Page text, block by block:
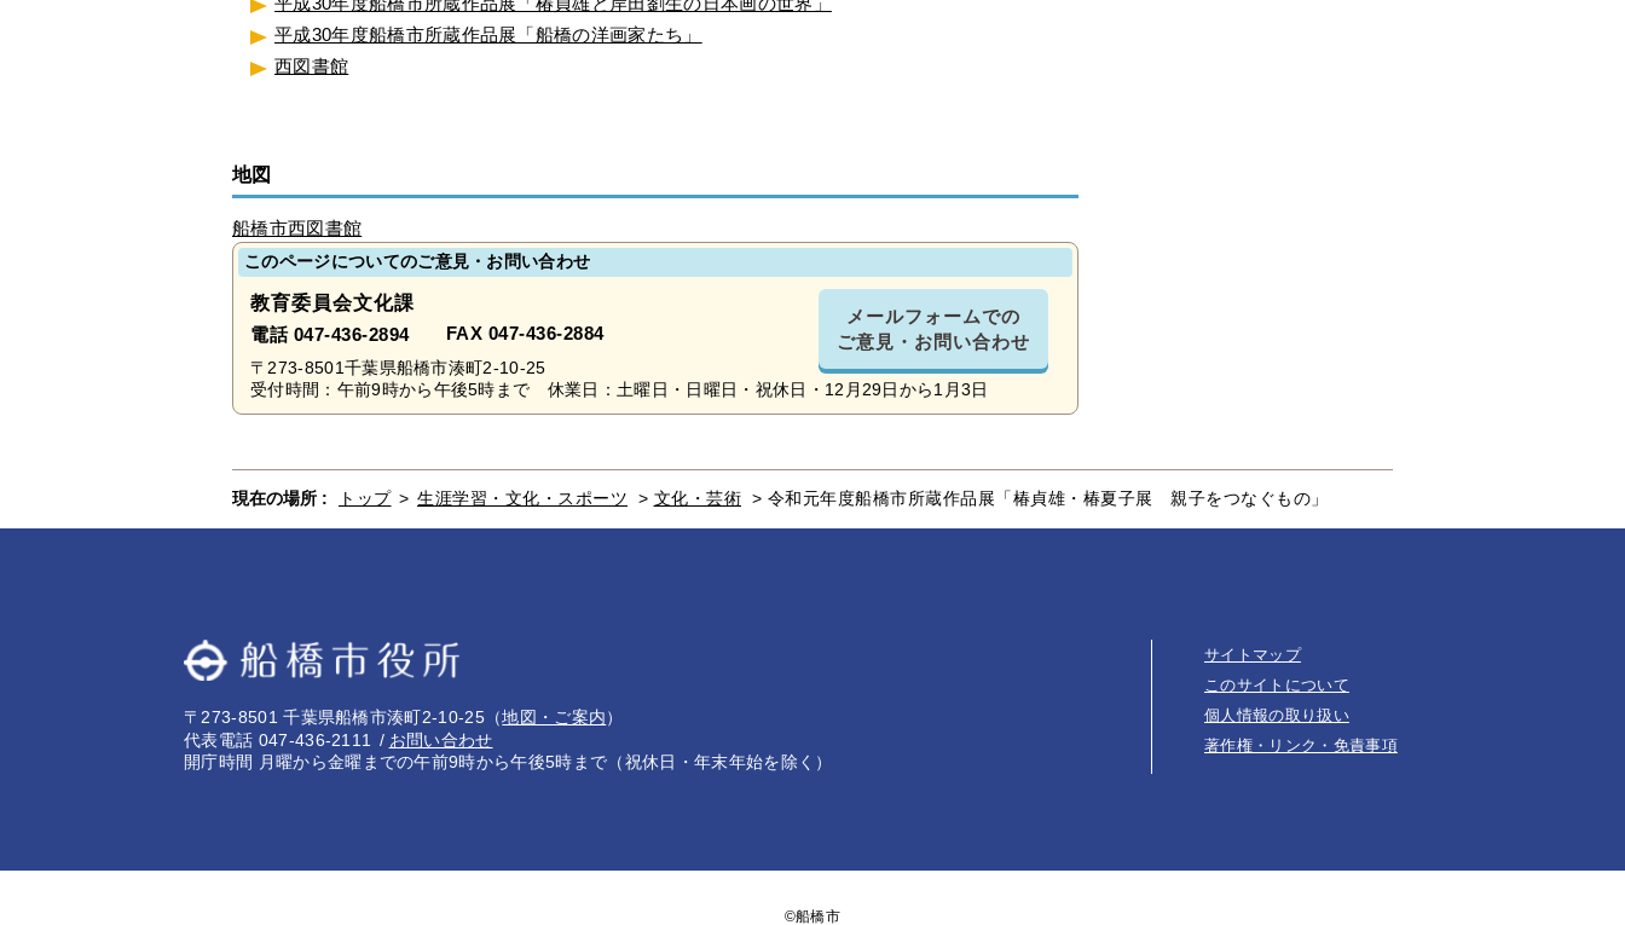
平成30年度船橋市所蔵作品展「船橋の洋画家たち」
西図書館
地図
船橋市西図書館
このページについてのご意見・お問い合わせ
教育委員会文化課
電話 047-436-2894 FAX 047-436-2884
メールフォームでの
ご意見・お問い合わせ
〒273-8501千葉県船橋市湊町2-10-25
受付時間：午前9時から午後5時まで 休業日：土曜日・日曜日・祝休日・12月29日から1月3日
現在の場所 : トップ > 生涯学習・文化・スポーツ > 文化・芸術 > 令和元年度船橋市所蔵作品展「椿貞雄・椿夏子展 親子をつなぐもの」
〒273-8501 千葉県船橋市湊町2-10-25 （地図・ご案内）
代表電話 047-436-2111
お問い合わせ
開庁時間 月曜から金曜までの午前9時から午後5時まで（祝休日・年末年始を除く）
サイトマップ
このサイトについて
個人情報の取り扱い
著作権・リンク・免責事項
©船橋市